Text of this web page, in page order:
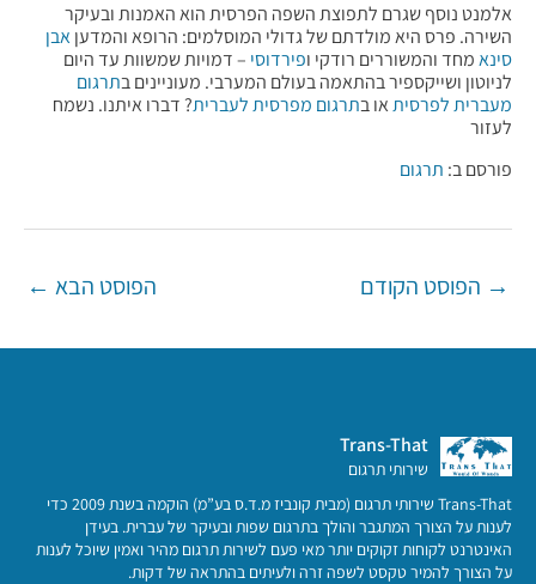
אלמנט נוסף שגרם לתפוצת השפה הפרסית הוא האמנות ובעיקר
השירה. פרס היא מולדתם של גדולי המוסלמים: הרופא והמדעןאבן
סינאמחד והמשוררים רודקי ופירדוסי – דמויות שמשוות עד היום
לניוטון ושייקספיר בהתאמה בעולם המערבי. מעוניינים בתרגום
מעברית לפרסיתאו בתרגום מפרסית לעברית? דברו איתנו. נשמח
לעזור
פורסם ב: תרגום
navigation
→ הפוסט הקודם הפוסט הבא ←
Trans-That
שירותי תרגום
Trans-That שירותי תרגום (מבית קונביז מ.ד.ס בע”מ) הוקמה בשנת 2009 כדי
לענות על הצורך המתגבר והולך בתרגום שפות ובעיקר של עברית. בעידן
האינטרנט לקוחות זקוקים יותר מאי פעם לשירות תרגום מהיר ואמין שיוכל לענות
על הצורך להמיר טקסט לשפה זרה ולעיתים בהתראה של דקות.